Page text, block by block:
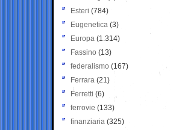
Esteri (784)
Eugenetica (3)
Europa (1.314)
Fassino (13)
federalismo (167)
Ferrara (21)
Ferretti (6)
ferrovie (133)
finanziaria (325)